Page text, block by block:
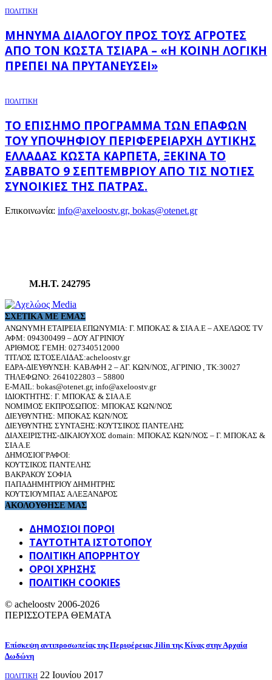
ΠΟΛΙΤΙΚΗ
ΜΉΝΥΜΑ ΔΙΑΛΌΓΟΥ ΠΡΟΣ ΤΟΥΣ ΑΓΡΌΤΕΣ
ΑΠΌ ΤΟΝ ΚΏΣΤΑ ΤΣΙΆΡΑ – «Η ΚΟΙΝΉ ΛΟΓΙΚΉ
ΠΡΈΠΕΙ ΝΑ ΠΡΥΤΑΝΕΎΣΕΙ»
ΠΟΛΙΤΙΚΗ
ΤΟ ΕΠΊΣΗΜΟ ΠΡΌΓΡΑΜΜΑ ΤΩΝ ΕΠΑΦΏΝ
ΤΟΥ ΥΠΟΨΉΦΙΟΥ ΠΕΡΙΦΕΡΕΙΆΡΧΗ ΔΥΤΙΚΉΣ
ΕΛΛΆΔΑΣ ΚΏΣΤΑ ΚΑΡΠΈΤΑ, ΞΕΚΙΝΆ ΤΟ
ΣΆΒΒΑΤΟ 9 ΣΕΠΤΕΜΒΡΊΟΥ ΑΠΌ ΤΙΣ ΝΌΤΙΕΣ
ΣΥΝΟΙΚΊΕΣ ΤΗΣ ΠΆΤΡΑΣ.
Επικοινωνία: info@axeloostv.gr, bokas@otenet.gr
Μ.Η.Τ. 242795
ΣΧΕΤΙΚΆ ΜΕ ΕΜΆΣ
ΑΝΩΝΥΜΗ ΕΤΑΙΡΕΙΑ ΕΠΩΝΥΜΙΑ: Γ. ΜΠΟΚΑΣ & ΣΙΑ Α.Ε – ΑΧΕΛΩΟΣ TV
ΑΦΜ: 094300499 – ΔΟΥ ΑΓΡΙΝΙΟΥ
ΑΡΙΘΜΟΣ ΓΕΜΗ: 027340512000
ΤΙΤΛΟΣ ΙΣΤΟΣΕΛΙΔΑΣ:acheloostv.gr
ΕΔΡΑ-ΔΙΕΥΘΥΝΣΗ: ΚΑΒΑΦΗ 2 – ΑΓ. ΚΩΝ/ΝΟΣ, ΑΓΡΙΝΙΟ , ΤΚ:30027
ΤΗΛΕΦΩΝΟ: 2641022803 – 58800
E-MAIL: bokas@otenet.gr, info@axeloostv.gr
ΙΔΙΟΚΤΗΤΗΣ: Γ. ΜΠΟΚΑΣ & ΣΙΑ Α.Ε
ΝΟΜΙΜΟΣ ΕΚΠΡΟΣΩΠΟΣ: ΜΠΟΚΑΣ ΚΩΝ/ΝΟΣ
ΔΙΕΥΘΥΝΤΗΣ: ΜΠΟΚΑΣ ΚΩΝ/ΝΟΣ
ΔΙΕΥΘΥΝΤΗΣ ΣΥΝΤΑΞΗΣ:ΚΟΥΤΣΙΚΟΣ ΠΑΝΤΕΛΗΣ
ΔΙΑΧΕΙΡΙΣΤΗΣ-ΔΙΚΑΙΟΥΧΟΣ domain: ΜΠΟΚΑΣ ΚΩΝ/ΝΟΣ – Γ. ΜΠΟΚΑΣ &
ΣΙΑ Α.Ε
ΔΗΜΟΣΙΟΓΡΑΦΟΙ:
ΚΟΥΤΣΙΚΟΣ ΠΑΝΤΕΛΗΣ
ΒΑΚΡΑΚΟΥ ΣΟΦΙΑ
ΠΑΠΑΔΗΜΗΤΡΙΟΥ ΔΗΜΗΤΡΗΣ
ΚΟΥΤΣΙΟΥΜΠΑΣ ΑΛΕΞΑΝΔΡΟΣ
ΑΚΟΛΟΥΘΗΣΕ ΜΑΣ
ΔΗΜΟΣΙΟΙ ΠΟΡΟΙ
ΤΑΥΤΌΤΗΤΑ ΙΣΤΌΤΟΠΟΥ
ΠΟΛΙΤΙΚΉ ΑΠΟΡΡΉΤΟΥ
ΌΡΟΙ ΧΡΉΣΗΣ
ΠΟΛΙΤΙΚΗ COOKIES
© acheloostv 2006-2026
ΠΕΡΙΣΣΟΤΕΡΑ ΘΕΜΑΤΑ
Επίσκεψη αντιπροσωπείας της Περιφέρειας Jilin της Κίνας στην Αρχαία
Δωδώνη
ΠΟΛΙΤΙΚΗ 22 Ιουνίου 2017